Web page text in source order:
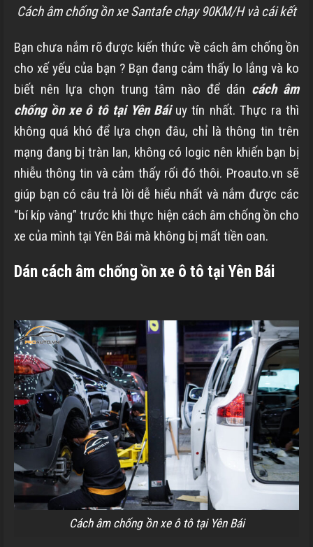
Cách âm chống ồn xe Santafe chạy 90KM/H và cái kết
Bạn chưa nắm rõ được kiến thức về cách âm chống ồn
cho xế yếu của bạn ? Bạn đang cảm thấy lo lắng và ko
biết nên lựa chọn trung tâm nào để dán cách âm
chống ồn xe ô tô tại Yên Bái uy tín nhất. Thực ra thì
không quá khó để lựa chọn đâu, chỉ là thông tin trên
mạng đang bị tràn lan, không có logic nên khiến bạn bị
nhiễu thông tin và cảm thấy rối đó thôi. Proauto.vn sẽ
giúp bạn có câu trả lời dễ hiểu nhất và nắm được các
“bí kíp vàng” trước khi thực hiện cách âm chống ồn cho
xe của mình tại Yên Bái mà không bị mất tiền oan.
Dán cách âm chống ồn xe ô tô tại Yên Bái
Cách âm chống ồn xe ô tô tại Yên Bái